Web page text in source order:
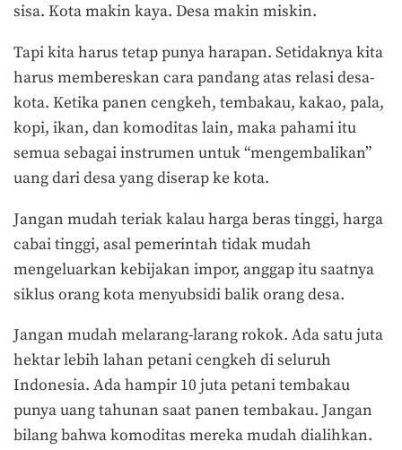
sisa. Kota makin kaya. Desa makin miskin.
Tapi kita harus tetap punya harapan. Setidaknya kita
harus membereskan cara pandang atas relasi desa-
kota. Ketika panen cengkeh, tembakau, kakao, pala,
kopi, ikan, dan komoditas lain, maka pahami itu
semua sebagai instrumen untuk “mengembalikan”
uang dari desa yang diserap ke kota.
Jangan mudah teriak kalau harga beras tinggi, harga
cabai tinggi, asal pemerintah tidak mudah
mengeluarkan kebijakan impor, anggap itu saatnya
siklus orang kota menyubsidi balik orang desa.
Jangan mudah melarang-larang rokok. Ada satu juta
hektar lebih lahan petani cengkeh di seluruh
Indonesia. Ada hampir 10 juta petani tembakau
punya uang tahunan saat panen tembakau. Jangan
bilang bahwa komoditas mereka mudah dialihkan.